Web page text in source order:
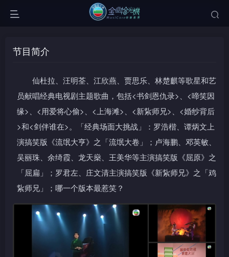
节目简介
仙杜拉、汪明荃、江欣燕、贾思乐、林楚麒等歌星和艺
员献唱经典电视剧主题歌曲，包括<书剑恩仇录>、<啼笑因
缘>、<用爱将心偷>、<上海滩>、<新紥师兄>、<婚纱背后
>和<剑伴谁在>。「经典场面大挑战」：罗浩楷、谭炳文上
演搞笑版《流氓大亨》之「流氓大卷」；卢海鹏、邓英敏、
吴丽珠、余绮霞、龙天燊、王美华等主演搞笑版《屈原》之
「屈扁」；罗君左、庄文清主演搞笑版《新紥师兄》之「鸡
紥师兄」；哪一个版本最惹笑？